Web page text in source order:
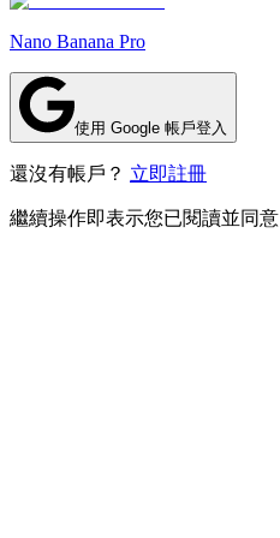
Nano Banana Pro
使用 Google 帳戶登入
還沒有帳戶？ 立即註冊
繼續操作即表示您已閱讀並同意